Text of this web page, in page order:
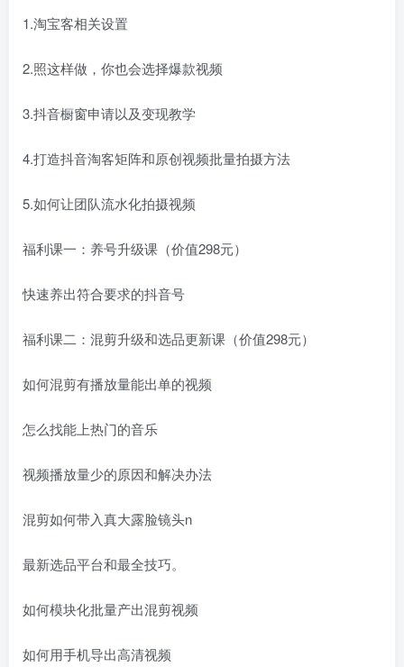
1.淘宝客相关设置
2.照这样做，你也会选择爆款视频
3.抖音橱窗申请以及变现教学
4.打造抖音淘客矩阵和原创视频批量拍摄方法
5.如何让团队流水化拍摄视频
福利课一：养号升级课（价值298元）
快速养出符合要求的抖音号
福利课二：混剪升级和选品更新课（价值298元）
如何混剪有播放量能出单的视频
怎么找能上热门的音乐
视频播放量少的原因和解决办法
混剪如何带入真大露脸镜头n
最新选品平台和最全技巧。
如何模块化批量产出混剪视频
如何用手机导出高清视频